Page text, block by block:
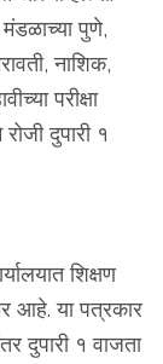
मंडळाच्या पुणे,
नाशिक,
परीक्षा
दुपारी १
शिक्षण
आहे. या पत्रकार
दुपारी १ वाजता